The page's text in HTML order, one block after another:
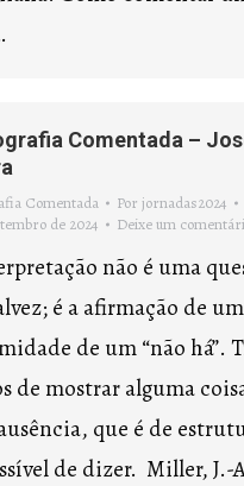
Comentada –
Comentada Por jornadas2024
de 2024
Deixe um
não é uma
é a afirmação de um
de um “não há”.
de mostrar alguma
que é de
de dizer. Miller, J.-